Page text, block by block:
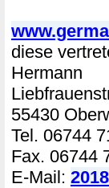
diese
Hermann
55430
Tel. 06744
Fax. 06744
E-Mail: